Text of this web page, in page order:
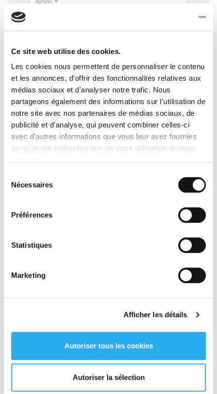
Ce site web utilise des cookies.
Les cookies nous permettent de personnaliser le contenu
et les annonces, d'offrir des fonctionnalités relatives aux
médias sociaux et d'analyser notre trafic. Nous
partageons également des informations sur l'utilisation de
notre site avec nos partenaires de médias sociaux, de
publicité et d'analyse, qui peuvent combiner celles-ci
avec d'autres informations que vous leur avez fournies
ou qu'ils ont collectées lors de votre utilisation de leurs
Nécessaires
Préférences
Statistiques
Marketing
Afficher les détails
Autoriser tous les cookies
Autoriser la sélection
Rappelez-moi
QUI SOMMES-NOUS ?
prestataire de solutions logistiques en France et en
Conscient de l’impact de notre activité de transporteur
pour réduire notre empreinte écologique.
LIRE LA SUITE